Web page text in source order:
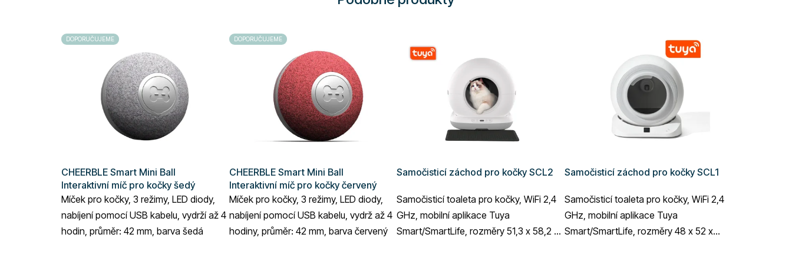
DOPORUČUJEME
CHEERBLE Smart Mini Ball
Interaktivní míč pro kočky šedý
Míček pro kočky, 3 režimy, LED diody,
nabíjení pomocí USB kabelu, vydrží až 4
hodin, průměr: 42 mm, barva šedá
DOPORUČUJEME
CHEERBLE Smart Mini Ball
Interaktivní míč pro kočky červený
Míček pro kočky, 3 režimy, LED diody,
nabíjení pomocí USB kabelu, vydrž až 4
hodiny, průměr: 42 mm, barva červený
Samočisticí záchod pro kočky SCL2
Samočisticí toaleta pro kočky, WiFi 2,4
GHz, mobilní aplikace Tuya
Smart/SmartLife, rozměry 51,3 x 58,2 x
Samočisticí záchod pro kočky SCL1
Samočisticí toaleta pro kočky, WiFi 2,4
GHz, mobilní aplikace Tuya
Smart/SmartLife, rozměry 48 x 52 x